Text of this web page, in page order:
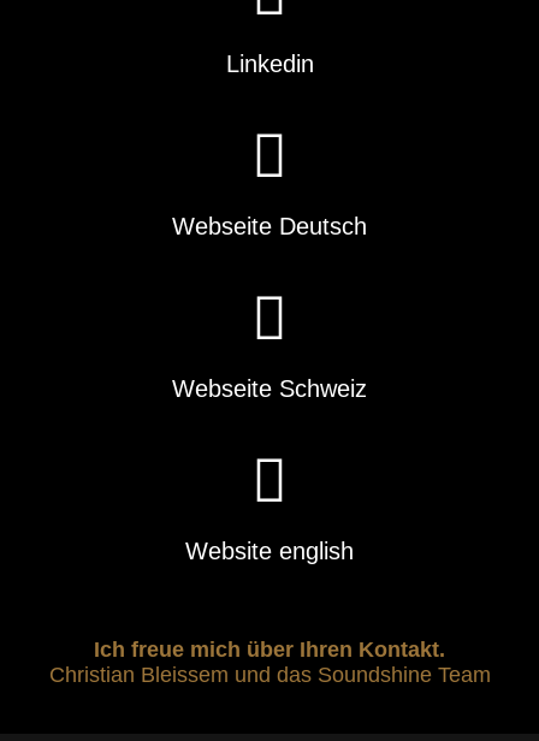
Linkedin
Webseite Deutsch
Webseite Schweiz
Website english
Ich freue mich über Ihren Kontakt.
Christian Bleissem und das Soundshine Team